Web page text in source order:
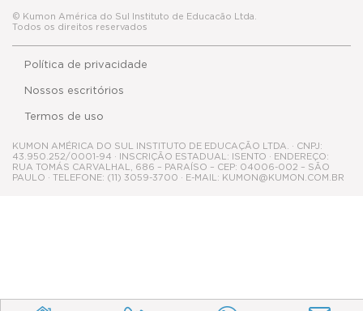
Termos de uso
KUMON AMÉRICA DO SUL INSTITUTO DE EDUCAÇÃO LTDA. · CNPJ:
43.950.252/0001-94 · INSCRIÇÃO ESTADUAL: ISENTO · ENDEREÇO:
RUA TOMÁS CARVALHAL, 686 – PARAÍSO – CEP: 04006-002 – SÃO